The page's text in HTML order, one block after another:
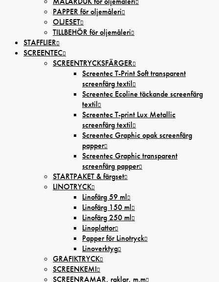
PAPPER för oljemåleri
OLJESET
TILLBEHÖR för oljemåleri
STAFFLIER
SCREENTEC
SCREENTRYCKSFÄRGER
Screentec T-Print Soft transparent
screenfärg textil
Screentec Ecoline täckande screenfärg
textil
Screentec T-print Lux Metallic
screenfärg textil
Screentec Graphic opak screenfärg
papper
Screentec Graphic transparent
screenfärg papper
STARTPAKET & färgset
LINOTRYCK
Linofärg 59 ml
Linofärg 150 ml
Linofärg 250 ml
Linoplattor
Papper för Linotryck
Linoverktyg
GRAFIKTRYCK
SCREENKEMI
SCREENRAMAR, raklar, m.m